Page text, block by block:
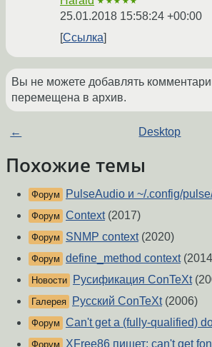
25.01.2018 15:58:24 +00:00
Ссылка
Вы не можете добавлять
перемещена в архив.
← Desktop
Похожие темы
Форум PulseAudio и ~/.config/
Форум Context(2017)
Форум SNMP context(2020)
Форум define_method context
Новости Русификация ConTeXt
Галерея Русский ConTeXt(2006)
Форум Can't get a (fully-qualified)
Форум XFree86 пишет: can't get